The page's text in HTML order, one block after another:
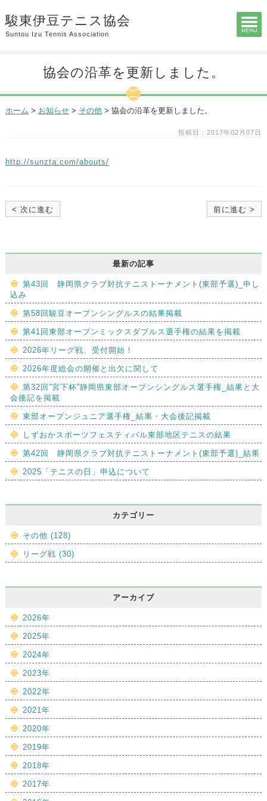
駿東伊豆テニス協会
Suntou Izu Tennis Association
協会の沿革を更新しました。
ホーム > お知らせ> その他> 協会の沿革を更新しました。
投稿日：2017年02月07日
http://sunzta.com/abouts/
前に進む >
< 次に進む
最新の記事
第43回 静岡県クラブ対抗テニストーナメント(東部予選)_申し
込み
第58回駿豆オープンシングルスの結果掲載
第41回東部オープンミックスダブルス選手権の結果を掲載
2026年リーグ戦、受付開始！
2026年度総会の開催と出欠に関して
第32回”宮下杯”静岡県東部オープンシングルス選手権_結果と大
会後記を掲載
東部オープンジュニア選手権_結果・大会後記掲載
しずおかスポーツフェスティバル東部地区テニスの結果
第42回 静岡県クラブ対抗テニストーナメント(東部予選)_結果
2025「テニスの日」申込について
カテゴリー
その他 (128)
リーグ戦 (30)
アーカイブ
2026年
2025年
2024年
2023年
2022年
2021年
2020年
2019年
2018年
2017年